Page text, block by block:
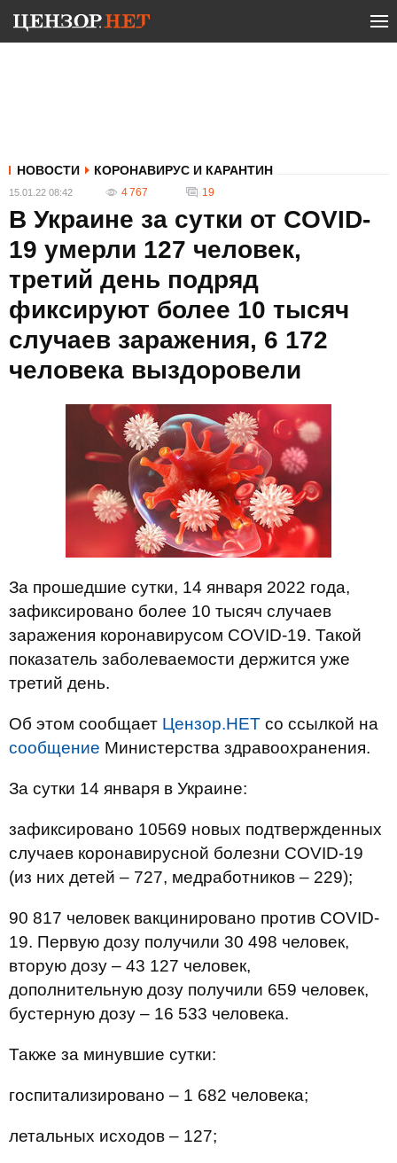
НОВОСТИ КОРОНАВИРУС И КАРАНТИН
15.01.22 08:42 4 767 19
В Украине за сутки от COVID-
19 умерли 127 человек,
третий день подряд
фиксируют более 10 тысяч
случаев заражения, 6 172
человека выздоровели
За прошедшие сутки, 14 января 2022 года,
зафиксировано более 10 тысяч случаев
заражения коронавирусом COVID-19. Такой
показатель заболеваемости держится уже
третий день.
Об этом сообщает Цензор.НЕТ со ссылкой на
сообщение Министерства здравоохранения.
За сутки 14 января в Украине:
зафиксировано 10569 новых подтвержденных
случаев коронавирусной болезни COVID-19
(из них детей – 727, медработников – 229);
90 817 человек вакцинировано против COVID-
19. Первую дозу получили 30 498 человек,
вторую дозу – 43 127 человек,
дополнительную дозу получили 659 человек,
бустерную дозу – 16 533 человека.
Также за минувшие сутки:
госпитализировано – 1 682 человека;
летальных исходов – 127;